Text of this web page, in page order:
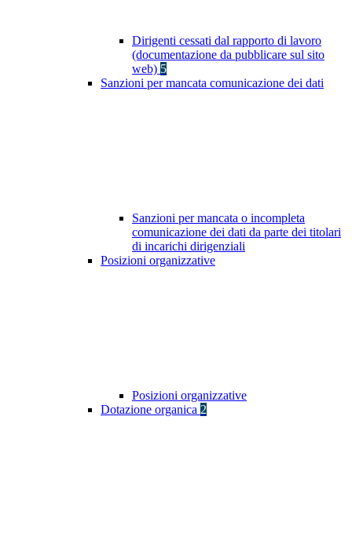
Dirigenti cessati dal rapporto di lavoro
(documentazione da pubblicare sul sito
web) 5
Sanzioni per mancata comunicazione dei dati
Sanzioni per mancata o incompleta
comunicazione dei dati da parte dei titolari
di incarichi dirigenziali
Posizioni organizzative
Posizioni organizzative
Dotazione organica 2